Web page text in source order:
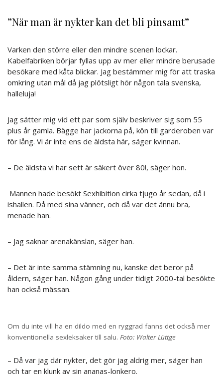
”När man är nykter kan det bli pinsamt”
Varken den större eller den mindre scenen lockar.
Kabelfabriken börjar fyllas upp av mer eller mindre berusade
besökare med kåta blickar. Jag bestämmer mig för att traska
omkring utan mål då jag plötsligt hör någon tala svenska,
halleluja!
Jag sätter mig vid ett par som själv beskriver sig som 55
plus år gamla. Bägge har jackorna på, kön till garderoben var
för lång. Vi är inte ens de äldsta här, säger kvinnan.
– De äldsta vi har sett är säkert över 80!, säger hon.
Mannen hade besökt Sexhibition cirka tjugo år sedan, då i
ishallen. Då med sina vänner, och då var det ännu bra,
menade han.
– Jag saknar arenakänslan, säger han.
– Det är inte samma stämning nu, kanske det beror på
åldern, säger han. Någon gång under tidigt 2000-tal besökte
han också mässan.
Om du inte vill ha en dildo med en ryggrad fanns det också mer
konventionella sexleksaker till salu. Foto: Walter Lüttge
– Då var jag där nykter, det gör jag aldrig mer, säger han
och tar en klunk av sin ananas-lonkero.